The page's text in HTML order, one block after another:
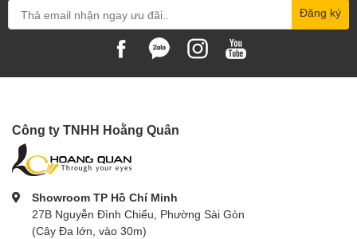
Đăng ký
Công ty TNHH Hoằng Quân
Showroom TP Hồ Chí Minh
27B Nguyễn Đình Chiểu, Phường Sài Gòn
(Cây Đa lớn, vào 30m)